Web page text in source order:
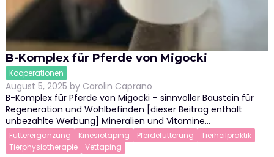
B-Komplex für Pferde von Migocki
Kooperationen
August 5, 2025 by Carolin Caprano
B-Komplex für Pferde von Migocki – sinnvoller Baustein für
Regeneration und Wohlbefinden [dieser Beitrag enthält
unbezahlte Werbung] Mineralien und Vitamine…
Futterergänzung Kinesiotaping Pferdefütterung
Tierheilpraktik
Tierphysiotherapie
Vettaping